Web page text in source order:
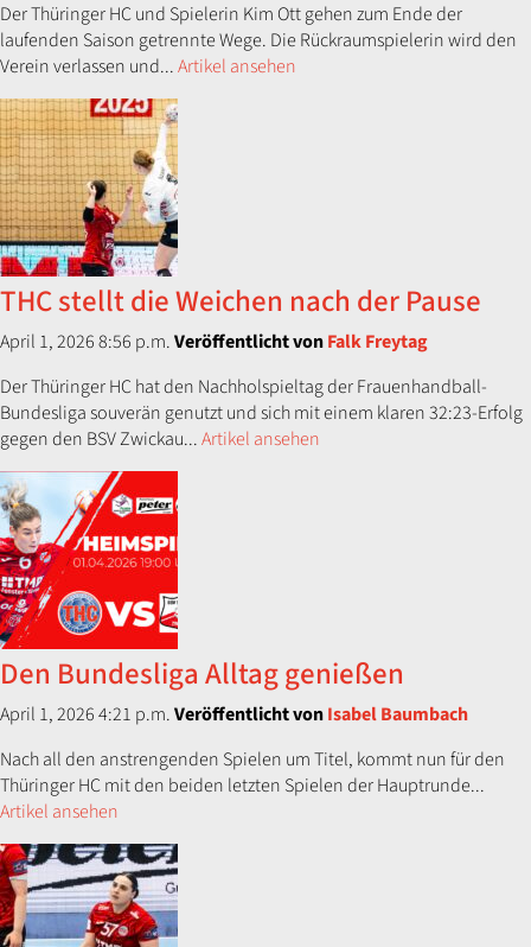
Der Thüringer HC und Spielerin Kim Ott gehen zum Ende der
laufenden Saison getrennte Wege. Die Rückraumspielerin wird den
Verein verlassen und...Artikel ansehen
THC stellt die Weichen nach der Pause
April 1, 2026 8:56 p.m.Veröffentlicht vonFalk Freytag
Der Thüringer HC hat den Nachholspieltag der Frauenhandball-
Bundesliga souverän genutzt und sich mit einem klaren 32:23-Erfolg
gegen den BSV Zwickau...Artikel ansehen
Den Bundesliga Alltag genießen
April 1, 2026 4:21 p.m.Veröffentlicht vonIsabel Baumbach
Nach all den anstrengenden Spielen um Titel, kommt nun für den
Thüringer HC mit den beiden letzten Spielen der Hauptrunde...
Artikel ansehen